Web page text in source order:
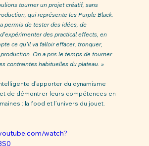
tourner un projet créatif, sans
qui représente les Purple Black.
permis de tester des idées, de
des practical effects, en
ce qu’il va falloir effacer, tronquer,
On a pris le temps de tourner
contraintes habituelles du plateau. »
d’apporter du dynamisme
de démontrer leurs compétences en
: la food et l’univers du jouet.
watch?